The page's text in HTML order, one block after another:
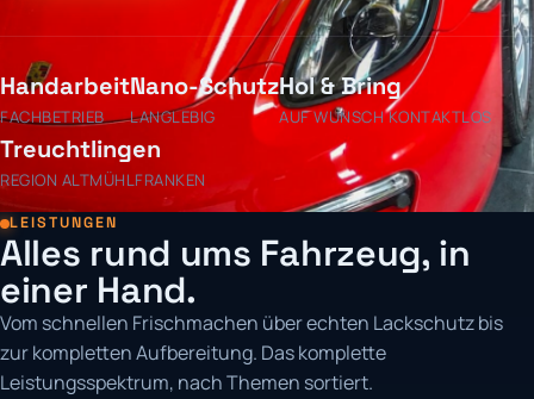
Handarbeit
FACHBETRIEB
Nano-Schutz
LANGLEBIG
Hol & Bring
AUF WUNSCH KONTAKTLOS
Treuchtlingen
REGION ALTMÜHLFRANKEN
LEISTUNGEN
Alles rund ums Fahrzeug, in
einer Hand.
Vom schnellen Frischmachen über echten Lackschutz bis
zur kompletten Aufbereitung. Das komplette
Leistungsspektrum, nach Themen sortiert.